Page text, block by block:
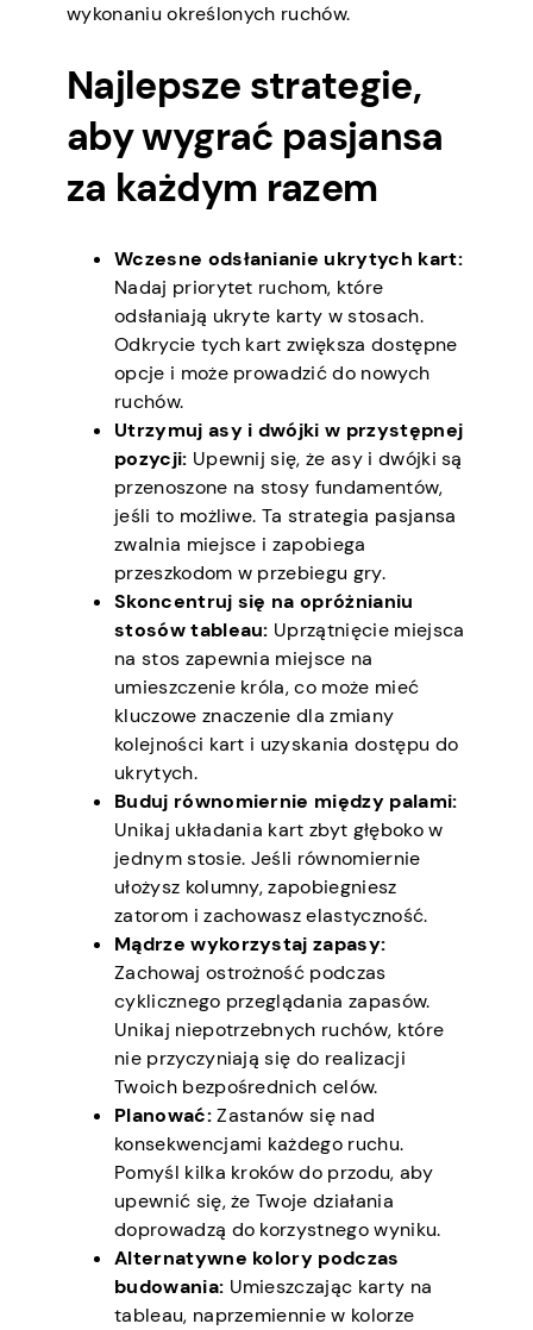
wykonaniu określonych ruchów.
Najlepsze strategie,
aby wygrać pasjansa
za każdym razem
Wczesne odsłanianie ukrytych kart:
Nadaj priorytet ruchom, które
odsłaniają ukryte karty w stosach.
Odkrycie tych kart zwiększa dostępne
opcje i może prowadzić do nowych
ruchów.
Utrzymuj asy i dwójki w przystępnej
pozycji: Upewnij się, że asy i dwójki są
przenoszone na stosy fundamentów,
jeśli to możliwe. Ta strategia pasjansa
zwalnia miejsce i zapobiega
przeszkodom w przebiegu gry.
Skoncentruj się na opróżnianiu
stosów tableau: Uprzątnięcie miejsca
na stos zapewnia miejsce na
umieszczenie króla, co może mieć
kluczowe znaczenie dla zmiany
kolejności kart i uzyskania dostępu do
ukrytych.
Buduj równomiernie między palami:
Unikaj układania kart zbyt głęboko w
jednym stosie. Jeśli równomiernie
ułożysz kolumny, zapobiegniesz
zatorom i zachowasz elastyczność.
Mądrze wykorzystaj zapasy:
Zachowaj ostrożność podczas
cyklicznego przeglądania zapasów.
Unikaj niepotrzebnych ruchów, które
nie przyczyniają się do realizacji
Twoich bezpośrednich celów.
Planować:Zastanów się nad
konsekwencjami każdego ruchu.
Pomyśl kilka kroków do przodu, aby
upewnić się, że Twoje działania
doprowadzą do korzystnego wyniku.
Alternatywne kolory podczas
budowania: Umieszczając karty na
tableau, naprzemiennie w kolorze